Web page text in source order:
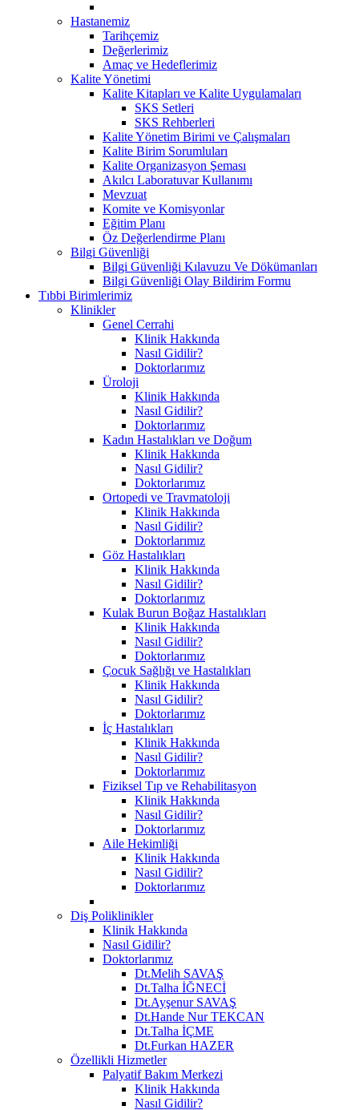
Hastanemiz
Tarihçemiz
Değerlerimiz
Amaç ve Hedeflerimiz
Kalite Yönetimi
Kalite Kitapları ve Kalite Uygulamaları
SKS Setleri
SKS Rehberleri
Kalite Yönetim Birimi ve Çalışmaları
Kalite Birim Sorumluları
Kalite Organizasyon Şeması
Akılcı Laboratuvar Kullanımı
Mevzuat
Komite ve Komisyonlar
Eğitim Planı
Öz Değerlendirme Planı
Bilgi Güvenliği
Bilgi Güvenliği Kılavuzu Ve Dökümanları
Bilgi Güvenliği Olay Bildirim Formu
Tıbbi Birimlerimiz
Klinikler
Genel Cerrahi
Klinik Hakkında
Nasıl Gidilir?
Doktorlarımız
Üroloji
Klinik Hakkında
Nasıl Gidilir?
Doktorlarımız
Kadın Hastalıkları ve Doğum
Klinik Hakkında
Nasıl Gidilir?
Doktorlarımız
Ortopedi ve Travmatoloji
Klinik Hakkında
Nasıl Gidilir?
Doktorlarımız
Göz Hastalıkları
Klinik Hakkında
Nasıl Gidilir?
Doktorlarımız
Kulak Burun Boğaz Hastalıkları
Klinik Hakkında
Nasıl Gidilir?
Doktorlarımız
Çocuk Sağlığı ve Hastalıkları
Klinik Hakkında
Nasıl Gidilir?
Doktorlarımız
İç Hastalıkları
Klinik Hakkında
Nasıl Gidilir?
Doktorlarımız
Fiziksel Tıp ve Rehabilitasyon
Klinik Hakkında
Nasıl Gidilir?
Doktorlarımız
Aile Hekimliği
Klinik Hakkında
Nasıl Gidilir?
Doktorlarımız
Diş Poliklinikler
Klinik Hakkında
Nasıl Gidilir?
Doktorlarımız
Dt.Melih SAVAŞ
Dt.Talha İĞNECİ
Dt.Ayşenur SAVAŞ
Dt.Hande Nur TEKCAN
Dt.Talha İÇME
Dt.Furkan HAZER
Özellikli Hizmetler
Palyatif Bakım Merkezi
Klinik Hakkında
Nasıl Gidilir?